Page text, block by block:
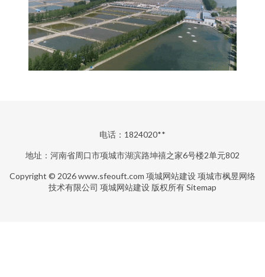
电话：1824020**
地址：河南省周口市项城市湖滨路坤禧之家6号楼2单元802
Copyright © 2026www.sfeouft.com 项城网站建设项城市枫昱网络
技术有限公司 项城网站建设 版权所有Sitemap